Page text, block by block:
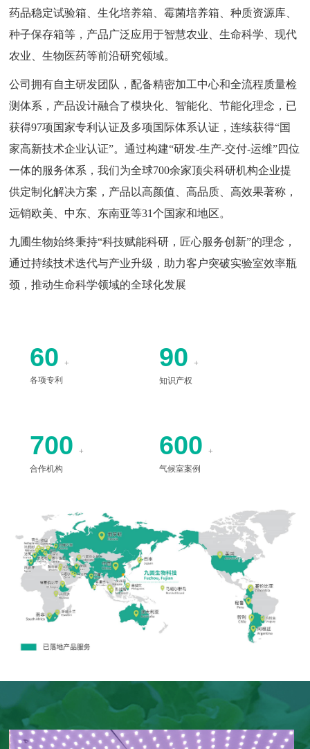
药品稳定试验箱、生化培养箱、霉菌培养箱、种质资源库、
种子保存箱等，产品广泛应用于智慧农业、生命科学、现代
农业、生物医药等前沿研究领域。
公司拥有自主研发团队，配备精密加工中心和全流程质量检
测体系，产品设计融合了模块化、智能化、节能化理念，已
获得97项国家专利认证及多项国际体系认证，连续获得“国
家高新技术企业认证”。通过构建“研发-生产-交付-运维”四位
一体的服务体系，我们为全球700余家顶尖科研机构企业提
供定制化解决方案，产品以高颜值、高品质、高效果著称，
远销欧美、中东、东南亚等31个国家和地区。
九圃生物始终秉持“科技赋能科研，匠心服务创新”的理念，
通过持续技术迭代与产业升级，助力客户突破实验室效率瓶
颈，推动生命科学领域的全球化发展
60
+
各项专利
90 +
知识产权
700 +
合作机构
600 +
气候室案例